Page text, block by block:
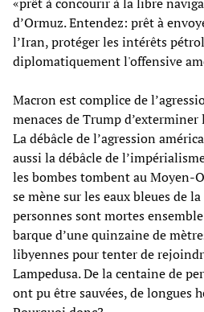
d’Ormuz. Entendez: prêt à
l’Iran, protéger les intérêts
diplomatiquement l'offensive
Macron est complice de
menaces de Trump
La débâcle de l’agression
aussi la débâcle de
les bombes tombent au Moyen-
se mène sur les eaux bleues de
personnes sont mortes
barque d’une quinzaine de
libyennes pour tenter de
Lampedusa. De la centaine de
ont pu être sauvées, de longues